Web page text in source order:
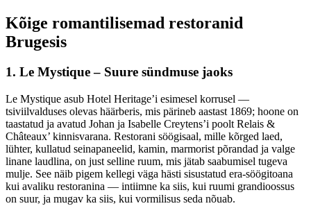
Kõige romantilisemad restoranid
Brugesis
1. Le Mystique – Suure sündmuse jaoks
Le Mystique asub Hotel Heritage’i esimesel korrusel —
tsiviilvalduses olevas häärberis, mis pärineb aastast 1869; hoone on
taastatud ja avatud Johan ja Isabelle Creytens’i poolt Relais &
Châteaux’ kinnisvarana. Restorani söögisaal, mille kõrged laed,
lühter, kullatud seinapaneelid, kamin, marmorist põrandad ja valge
linane laudlina, on just selline ruum, mis jätab saabumisel tugeva
mulje. See näib pigem kellegi väga hästi sisustatud era-söögitoana
kui avaliku restoranina — intiimne ka siis, kui ruumi grandioossus
on suur, ja mugav ka siis, kui vormilisus seda nõuab.